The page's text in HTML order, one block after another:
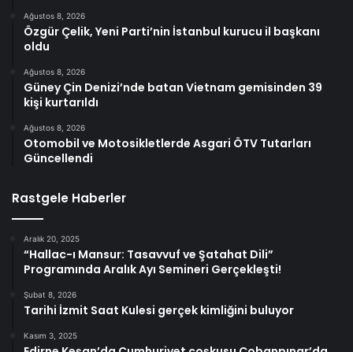
Ağustos 8, 2026
Özgür Çelik, Yeni Parti’nin İstanbul kurucu il başkanı
oldu
Ağustos 8, 2026
Güney Çin Denizi’nde batan Vietnam gemisinden 39
kişi kurtarıldı
Ağustos 8, 2026
Otomobil ve Motosikletlerde Asgari ÖTV Tutarları
Güncellendi
Rastgele Haberler
Aralık 20, 2025
“Hallac-ı Mansur: Tasavvuf ve Şatahat Dili”
Programında Aralık Ayı Semineri Gerçekleşti!
Şubat 8, 2026
Tarihi İzmit Saat Kulesi gerçek kimliğini buluyor
Kasım 3, 2025